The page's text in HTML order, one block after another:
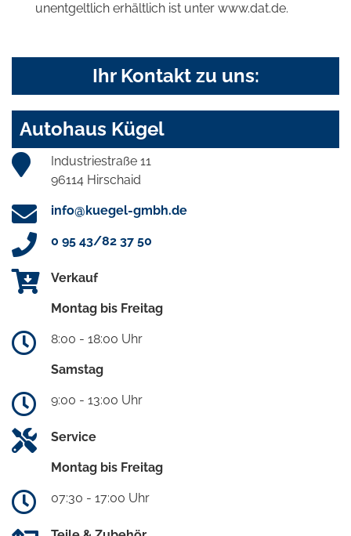
unentgeltlich erhältlich ist unter www.dat.de.
Ihr Kontakt zu uns:
Autohaus Kügel
Industriestraße 11
96114 Hirschaid
info@kuegel-gmbh.de
0 95 43/82 37 50
Verkauf
Montag bis Freitag
8:00 - 18:00 Uhr
Samstag
9:00 - 13:00 Uhr
Service
Montag bis Freitag
07:30 - 17:00 Uhr